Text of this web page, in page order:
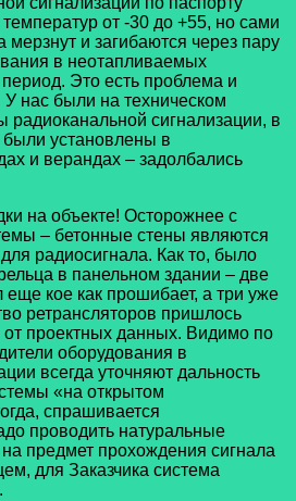
от -30 до +55, но сами
мерзнут и загибаются через пару
в неотапливаемых
Это есть проблема и
У нас были на техническом
радиоканальной сигнализации, в
установлены в
и верандах – задолбались
на объекте! Осторожнее с
– бетонные стены являются
радиосигнала. Как то, было
в панельном здании – две
еще кое как прошибает, а три уже
ретрансляторов пришлось
от проектных данных. Видимо по
оборудования в
всегда уточняют дальность
«на открытом
спрашивается
проводить натуральные
предмет прохождения сигнала
для Заказчика система